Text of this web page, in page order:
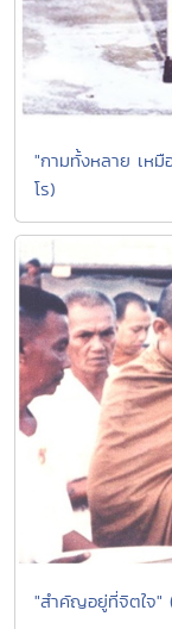
"กามทั้งหลาย เห
โร)
"สำคัญอยู่ที่จิตใจ"